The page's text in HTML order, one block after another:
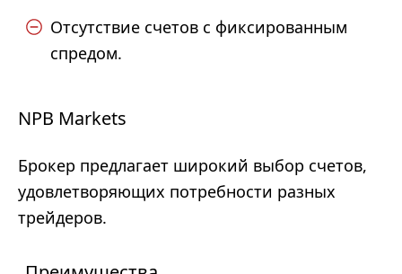
Отсутствие счетов с фиксированным
спредом.
NPB Markets
Брокер предлагает широкий выбор счетов,
удовлетворяющих потребности разных
трейдеров.